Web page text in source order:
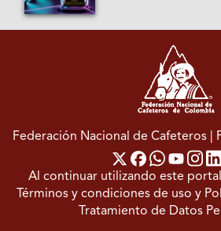
Federación Nacional de Cafeteros |
Al continuar utilizando este
Términos y condiciones de uso y
Tratamiento de Datos